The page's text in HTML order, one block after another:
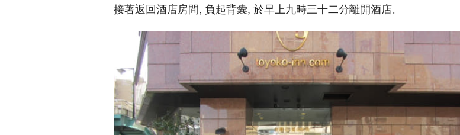
接著返回酒店房間, 負起背囊, 於早上九時三十二分離開酒店。